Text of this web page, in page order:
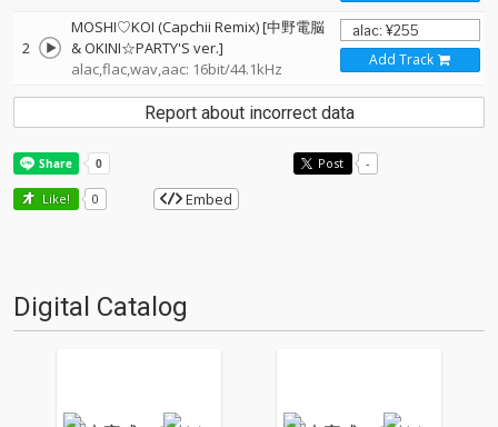
2
MOSHI♡KOI (Capchii Remix) [中野電脳
& OKINI☆PARTY'S ver.]
alac,flac,wav,aac: 16bit/44.1kHz
Add Track
Report about incorrect data
Post -
Like! 0 Embed
Digital Catalog